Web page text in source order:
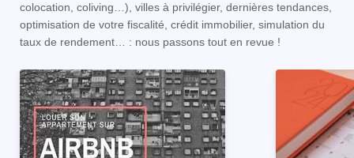
colocation, coliving…), villes à privilégier, dernières tendances,
optimisation de votre fiscalité, crédit immobilier, simulation du
taux de rendement… : nous passons tout en revue !